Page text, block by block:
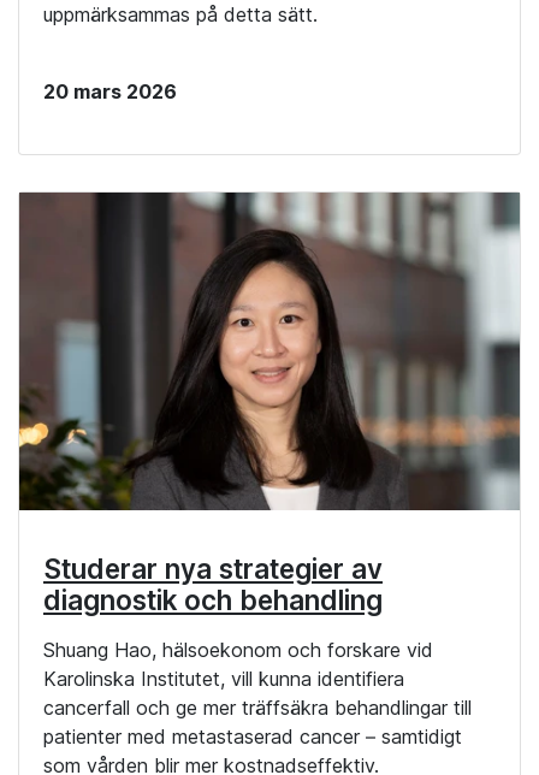
uppmärksammas på detta sätt.
20 mars 2026
Studerar nya strategier av
diagnostik och behandling
Shuang Hao, hälsoekonom och forskare vid
Karolinska Institutet, vill kunna identifiera
cancerfall och ge mer träffsäkra behandlingar till
patienter med metastaserad cancer – samtidigt
som vården blir mer kostnadseffektiv.